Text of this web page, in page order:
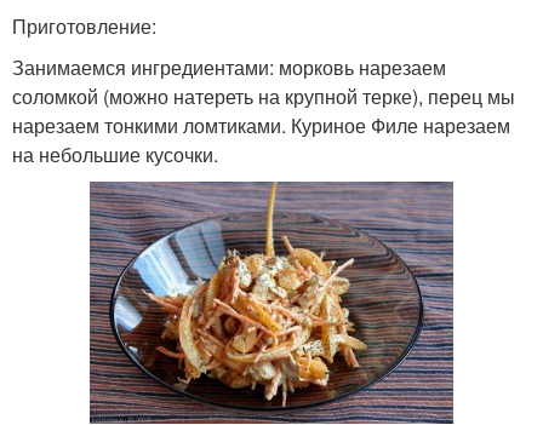
Салат с авокадо Салаты с авокадо
Салат с вареными
яйцами
Салаты с яйцом
Салат на обед
Приготовление:
Занимаемся ингредиентами: морковь нарезаем
соломкой (можно натереть на крупной терке), перец мы
нарезаем тонкими ломтиками. Куриное Филе нарезаем
на небольшие кусочки.